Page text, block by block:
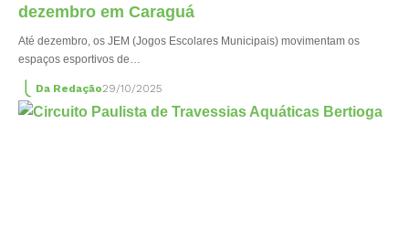
dezembro em Caraguá
Até dezembro, os JEM (Jogos Escolares Municipais) movimentam os
espaços esportivos de…
Da Redação29/10/2025